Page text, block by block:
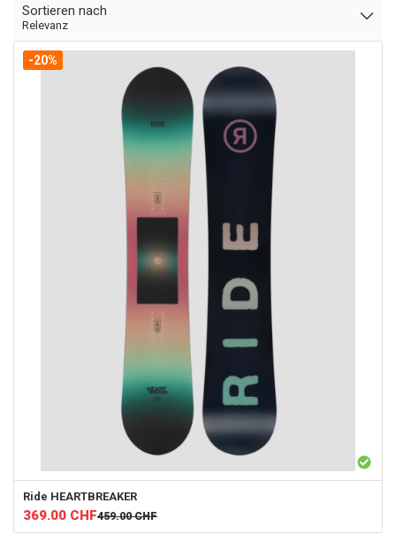
Sortieren nach
Relevanz
-20%
Ride HEARTBREAKER
369.00 CHF459.00 CHF